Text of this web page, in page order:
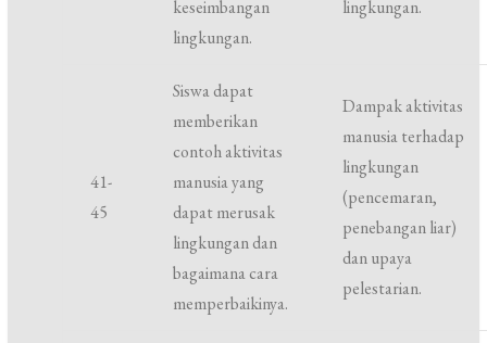
keseimbangan
lingkungan.
lingkungan.
41-
45
Siswa dapat
memberikan
contoh aktivitas
manusia yang
dapat merusak
lingkungan dan
bagaimana cara
memperbaikinya.
Dampak aktivitas
manusia terhadap
lingkungan
(pencemaran,
penebangan liar)
dan upaya
pelestarian.